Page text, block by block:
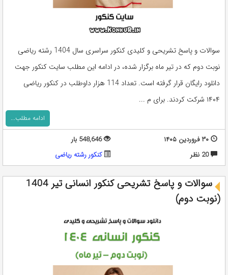
سوالات و پاسخ تشریحی و کلیدی کنکور سراسری سال 1404 رشته ریاضی
نوبت دوم که در تیر ماه برگزار شده، در ادامه این مطلب سایت کنکور جهت
دانلود رایگان قرار گرفته است. تعداد 114 هزار داوطلب در کنکور ریاضی
۱۴۰۴ شرکت کردند. برای م ...
ادامه مطلب...
۳۰ فروردین ۱۴۰۵
548,646 بار
20 نظر
کنکور رشته ریاضی
سوالات و پاسخ تشریحی کنکور انسانی تیر 1404
(نوبت دوم)